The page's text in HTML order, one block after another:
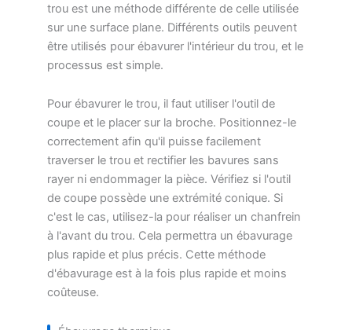
trou est une méthode différente de celle utilisée
sur une surface plane. Différents outils peuvent
être utilisés pour ébavurer l'intérieur du trou, et le
processus est simple.
Pour ébavurer le trou, il faut utiliser l'outil de
coupe et le placer sur la broche. Positionnez-le
correctement afin qu'il puisse facilement
traverser le trou et rectifier les bavures sans
rayer ni endommager la pièce. Vérifiez si l'outil
de coupe possède une extrémité conique. Si
c'est le cas, utilisez-la pour réaliser un chanfrein
à l'avant du trou. Cela permettra un ébavurage
plus rapide et plus précis. Cette méthode
d'ébavurage est à la fois plus rapide et moins
coûteuse.